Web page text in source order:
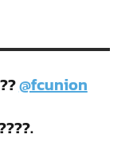
@fcunion